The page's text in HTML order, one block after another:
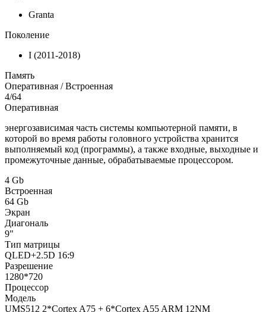
Granta
Поколение
I (2011-2018)
Память
Оперативная / Встроенная
4/64
Оперативная
энергозависимая часть системы компьютерной памяти, в
которой во время работы головного устройства хранится
выполняемый код (программы), а также входные, выходные и
промежуточные данные, обрабатываемые процессором.
4 Gb
Встроенная
64 Gb
Экран
Диагональ
9"
Тип матрицы
QLED+2.5D 16:9
Разрешение
1280*720
Процессор
Модель
UMS512 2*Cortex A75 + 6*Cortex A55 ARM 12NM